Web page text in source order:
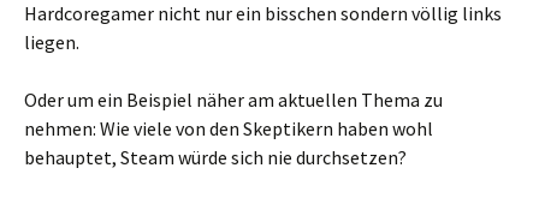
Hardcoregamer nicht nur ein bisschen sondern völlig links
liegen.
Oder um ein Beispiel näher am aktuellen Thema zu
nehmen: Wie viele von den Skeptikern haben wohl
behauptet, Steam würde sich nie durchsetzen?